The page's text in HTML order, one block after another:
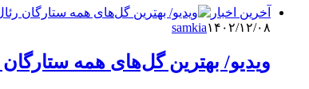
آخرین اخبار
samkia۱۴۰۲/۱۲/۰۸
ویدیو/ بهترین‌ گل‌های همه ستارگان